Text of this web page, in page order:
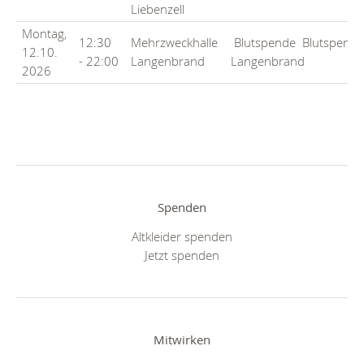
Liebenzell
Montag,
12.10.
2026
12:30
- 22:00
Mehrzweckhalle
Langenbrand
Blutspende Blutspende
Langenbrand
Spenden
Altkleider spenden
Jetzt spenden
Mitwirken